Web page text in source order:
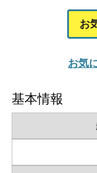
お
お気
基本情報